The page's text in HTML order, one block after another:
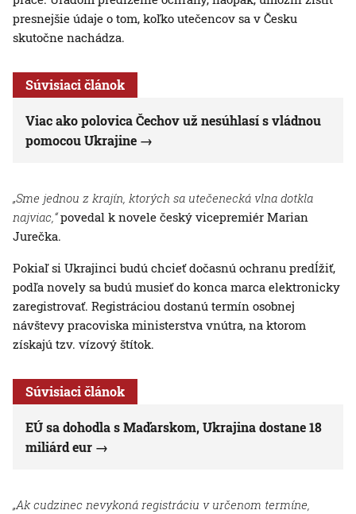
presnejšie údaje o tom, koľko utečencov sa v Česku
skutočne nachádza.
Súvisiaci článok
Viac ako polovica Čechov už nesúhlasí s vládnou
pomocou Ukrajine
„Sme jednou z krajín, ktorých sa utečenecká vlna dotkla
najviac,“povedal k novele český vicepremiér Marian
Jurečka.
Pokiaľ si Ukrajinci budú chcieť dočasnú ochranu predĺžiť,
podľa novely sa budú musieť do konca marca elektronicky
zaregistrovať. Registráciou dostanú termín osobnej
návštevy pracoviska ministerstva vnútra, na ktorom
získajú tzv. vízový štítok.
Súvisiaci článok
EÚ sa dohodla s Maďarskom, Ukrajina dostane 18
miliárd eur
„Ak cudzinec nevykoná registráciu v určenom termíne,